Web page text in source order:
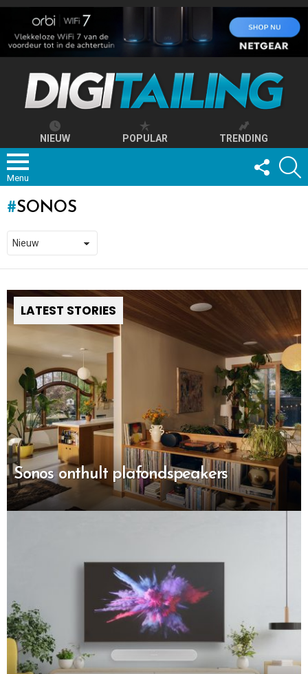
NIEUW POPULAR TRENDING
Menu
FOLLOW
US
SONOS
LATEST STORIES
Sonos onthult plafondspeakers